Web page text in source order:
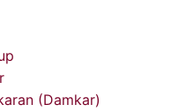
(Damkar)